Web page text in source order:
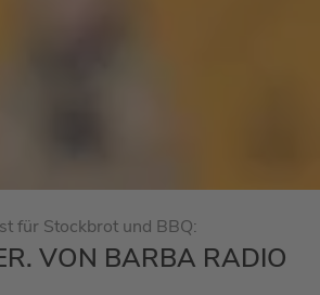
für Stockbrot und BBQ:
VON BARBA RADIO